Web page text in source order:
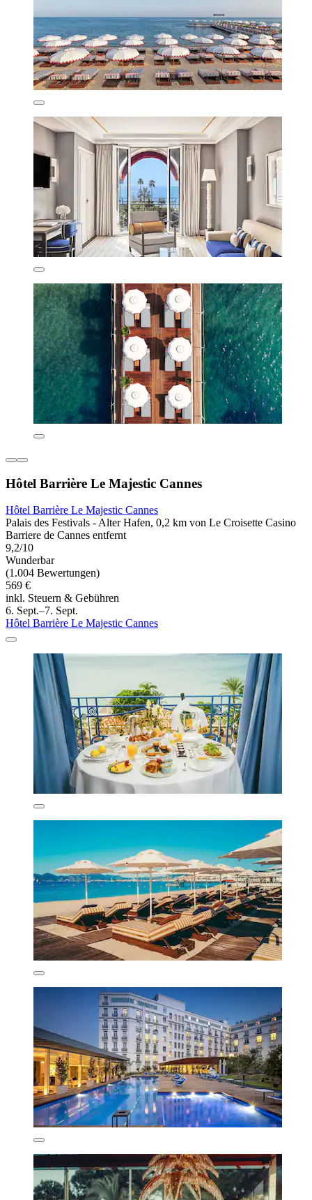
Hôtel Barrière Le Majestic Cannes
Hôtel Barrière Le Majestic Cannes
Palais des Festivals - Alter Hafen, 0,2 km von Le Croisette Casino
Barriere de Cannes entfernt
9,2/10
Wunderbar
(1.004 Bewertungen)
569 €
inkl. Steuern & Gebühren
6. Sept.–7. Sept.
Hôtel Barrière Le Majestic Cannes